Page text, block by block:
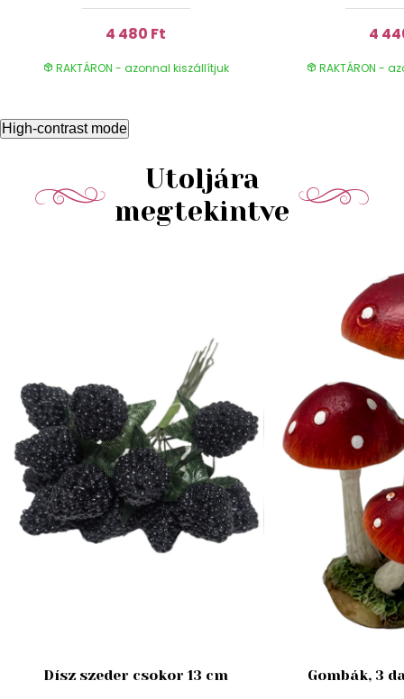
4 480 Ft
RAKTÁRON - azonnal kiszállítjuk
4
RAKTÁRON -
High-contrast mode
Utoljára
megtekintve
Dísz szeder csokor 13 cm Gombák, 3